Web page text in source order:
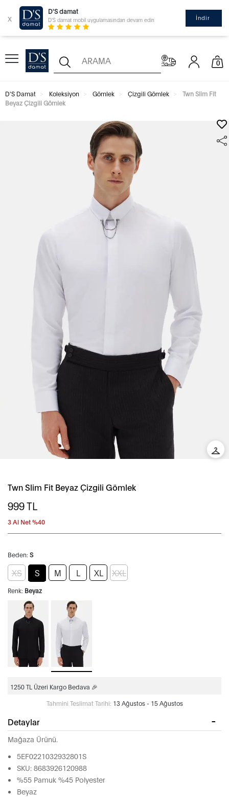
x
D'S damat
D'S damat mobil uygulamasından devam edin İndir
0
D'S Damat Koleksiyon Gömlek Çizgili Gömlek
Twn Slim Fit
Beyaz Çizgili Gömlek
Twn Slim Fit Beyaz Çizgili Gömlek
999TL
3 Al Net %40
Beden: S
XS S M L XL XXL
Renk: Beyaz
1250 TL Üzeri Kargo Bedava 🎉
Tahmini Teslimat Tarihi: 13 Ağustos - 15 Ağustos
Detaylar
Mağaza Ürünü.
5EF0221032932801S
SKU: 8683926120988
%55 Pamuk %45 Polyester
Beyaz